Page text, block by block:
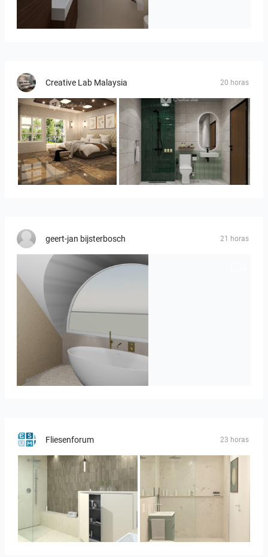
Badkamerhuis
Creative Lab Malaysia 20 horas
YUSMAN_BEDROOM KHAI_BATHROOM
geert-jan bijsterbosch 21 horas
J._Stadtmuller-Koops_Staphorst_badkamer_TEGELS-3
Fliesenforum 23 horas
Bild_3 Bild__1